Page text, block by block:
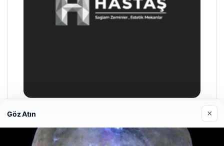
Hastaş Beton
26/05/2026
Göz Atın ×